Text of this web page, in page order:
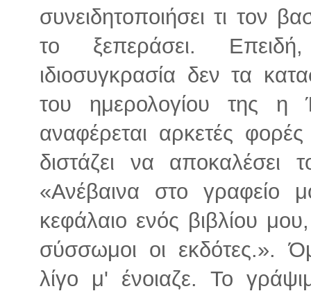
συνειδητοποιήσει τι τον
το ξεπεράσει.
ιδιοσυγκρασία δεν τα
του ημερολογίου της η
αναφέρεται αρκετές
διστάζει να αποκαλέσει
«Ανέβαινα στο γραφείο
κεφάλαιο ενός βιβλίου
σύσσωμοι οι εκδότες.».
λίγο μ' ένοιαζε. Το